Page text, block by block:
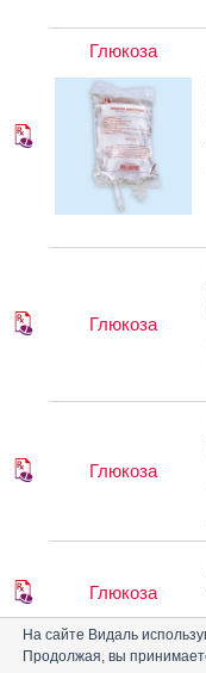
Глюкоза
Глюкоза
Глюкоза
Глюкоза
Глюкоза
На сайте Видаль
Продолжая, вы